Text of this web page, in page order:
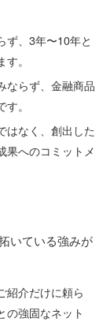
ず、3年〜10年と
。
ならず、金融商品
。
はなく、創出した
果へのコミットメ
いている強みが
紹介だけに頼ら
の強固なネット